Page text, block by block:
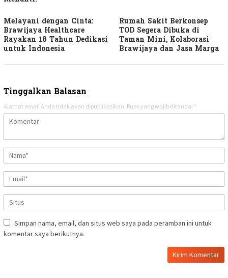
Melayani dengan Cinta:
Brawijaya Healthcare
Rayakan 18 Tahun Dedikasi
untuk Indonesia
Rumah Sakit Berkonsep
TOD Segera Dibuka di
Taman Mini, Kolaborasi
Brawijaya dan Jasa Marga
Tinggalkan Balasan
Alamat email Anda tidak akan dipublikasikan. Ruas yang wajib ditandai *
Simpan nama, email, dan situs web saya pada peramban ini untuk
komentar saya berikutnya.